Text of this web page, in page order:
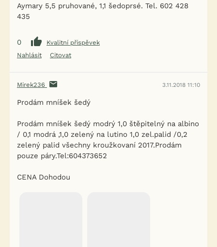
Aymary 5,5 pruhované, 1,1 šedoprsé. Tel. 602 428
435
0
Kvalitní příspěvek
Nahlásit
Citovat
Mirek236 3.11.2018 11:10
Prodám mníšek šedý
Prodám mníšek šedý modrý 1,0 štěpitelný na albino
/ 0,1 modrá ,1,0 zelený na lutino 1,0 zel.palid /0,2
zelený palid všechny kroužkovaní 2017.Prodám
pouze páry.Tel:604373652
CENA Dohodou